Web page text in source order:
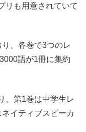
リも用意されていて
、各巻で3つのレ
語が1冊に集約
、第1巻は中学生レ
イティブスピーカ